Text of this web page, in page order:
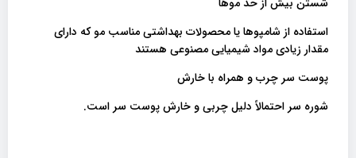
استفاده از شامپوها یا محصولات بهداشتی مناسب مو که دارای
مقدار زیادی مواد شیمیایی مصنوعی هستند
پوست سر چرب و همراه با خارش
شوره سر احتمالاً دلیل چربی و خارش پوست سر است.